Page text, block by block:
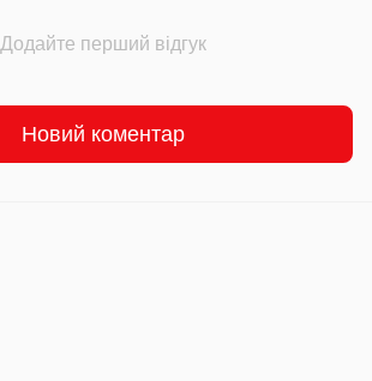
Додайте перший відгук
Новий коментар